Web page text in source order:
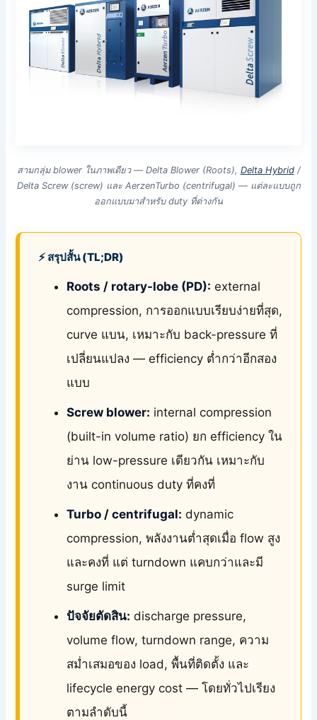
สามกลุ่ม blower ในภาพเดียว — Delta Blower (Roots), Delta Hybrid/
Delta Screw (screw) และ AerzenTurbo (centrifugal) — แต่ละแบบถูก
ออกแบบมาสำหรับ duty ที่ต่างกัน
⚡ สรุปสั้น (TL;DR)
Roots / rotary-lobe (PD): external
compression, การออกแบบเรียบง่ายที่สุด,
curve แบน, เหมาะกับ back-pressure ที่
เปลี่ยนแปลง — efficiency ต่ำกว่าอีกสอง
แบบ
Screw blower: internal compression
(built-in volume ratio) ยก efficiency ใน
ย่าน low-pressure เดียวกัน เหมาะกับ
งาน continuous duty ที่คงที่
Turbo / centrifugal: dynamic
compression, พลังงานต่ำสุดเมื่อ flow สูง
และคงที่ แต่ turndown แคบกว่าและมี
surge limit
ปัจจัยตัดสิน: discharge pressure,
volume flow, turndown range, ความ
สม่ำเสมอของ load, พื้นที่ติดตั้ง และ
lifecycle energy cost — โดยทั่วไปเรียง
ตามลำดับนี้